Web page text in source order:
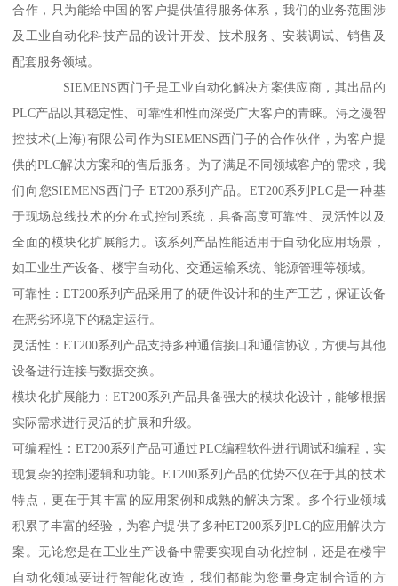
合作，只为能给中国的客户提供值得服务体系，我们的业务范围涉
及工业自动化科技产品的设计开发、技术服务、安装调试、销售及
配套服务领域。
SIEMENS西门子是工业自动化解决方案供应商，其出品的
PLC产品以其稳定性、可靠性和性而深受广大客户的青睐。浔之漫智
控技术(上海)有限公司作为SIEMENS西门子的合作伙伴，为客户提
供的PLC解决方案和的售后服务。为了满足不同领域客户的需求，我
们向您SIEMENS西门子 ET200系列产品。ET200系列PLC是一种基
于现场总线技术的分布式控制系统，具备高度可靠性、灵活性以及
全面的模块化扩展能力。该系列产品性能适用于自动化应用场景，
如工业生产设备、楼宇自动化、交通运输系统、能源管理等领域。
可靠性：ET200系列产品采用了的硬件设计和的生产工艺，保证设备
在恶劣环境下的稳定运行。
灵活性：ET200系列产品支持多种通信接口和通信协议，方便与其他
设备进行连接与数据交换。
模块化扩展能力：ET200系列产品具备强大的模块化设计，能够根据
实际需求进行灵活的扩展和升级。
可编程性：ET200系列产品可通过PLC编程软件进行调试和编程，实
现复杂的控制逻辑和功能。ET200系列产品的优势不仅在于其的技术
特点，更在于其丰富的应用案例和成熟的解决方案。多个行业领域
积累了丰富的经验，为客户提供了多种ET200系列PLC的应用解决方
案。无论您是在工业生产设备中需要实现自动化控制，还是在楼宇
自动化领域要进行智能化改造，我们都能为您量身定制合适的方